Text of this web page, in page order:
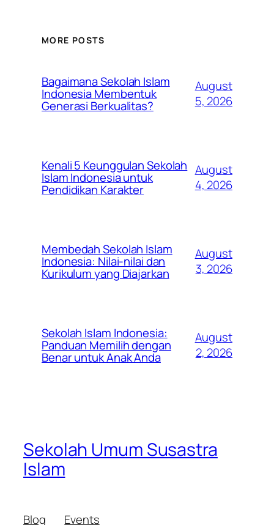
MORE POSTS
Bagaimana Sekolah Islam
Indonesia Membentuk
Generasi Berkualitas?
August
5, 2026
Kenali 5 Keunggulan Sekolah
Islam Indonesia untuk
Pendidikan Karakter
August
4, 2026
Membedah Sekolah Islam
Indonesia: Nilai-nilai dan
Kurikulum yang Diajarkan
August
3, 2026
Sekolah Islam Indonesia:
Panduan Memilih dengan
Benar untuk Anak Anda
August
2, 2026
Sekolah Umum Susastra
Islam
Blog Events